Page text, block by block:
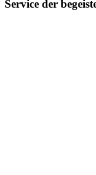
Service der